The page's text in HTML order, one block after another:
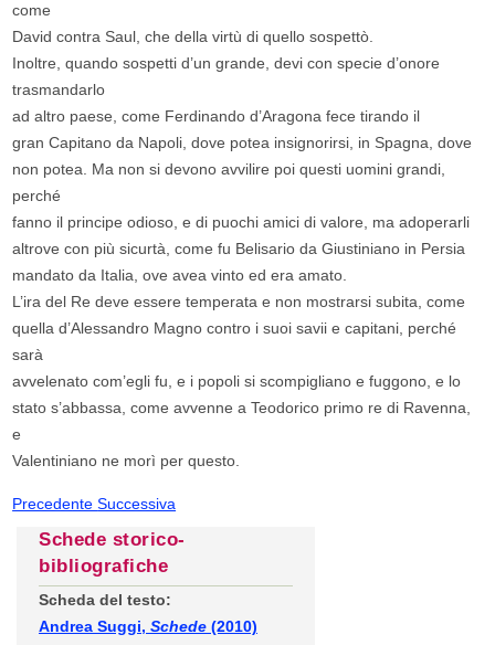
come
David contra Saul, che della virtù di quello sospettò.
Inoltre, quando sospetti d’un grande, devi con specie d’onore
trasmandarlo
ad altro paese, come Ferdinando d’Aragona fece tirando il
gran Capitano da Napoli, dove potea insignorirsi, in Spagna, dove
non potea. Ma non si devono avvilire poi questi uomini grandi,
perché
fanno il principe odioso, e di puochi amici di valore, ma adoperarli
altrove con più sicurtà, come fu Belisario da Giustiniano in Persia
mandato da Italia, ove avea vinto ed era amato.
L’ira del Re deve essere temperata e non mostrarsi subita, come
quella d’Alessandro Magno contro i suoi savii e capitani, perché
sarà
avvelenato com’egli fu, e i popoli si scompigliano e fuggono, e lo
stato s’abbassa, come avvenne a Teodorico primo re di Ravenna,
e
Valentiniano ne morì per questo.
PrecedenteSuccessiva
Schede storico-
bibliografiche
Scheda del testo:
Andrea Suggi, Schede (2010)